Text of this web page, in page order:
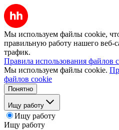
Мы используем файлы cookie,
правильную работу нашего веб-
трафик.
Правила использования файлов
Мы используем файлы cookie.
файлов cookie
Понятно
Ищу работу
Ищу работу
Ищу работу